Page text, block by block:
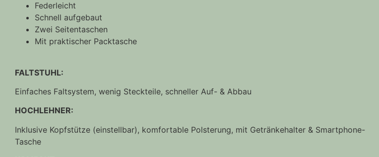
Federleicht
Schnell aufgebaut
Zwei Seitentaschen
Mit praktischer Packtasche
FALTSTUHL:
Einfaches Faltsystem, wenig Steckteile, schneller Auf- & Abbau
HOCHLEHNER:
Inklusive Kopfstütze (einstellbar), komfortable Polsterung, mit Getränkehalter & Smartphone-
Tasche